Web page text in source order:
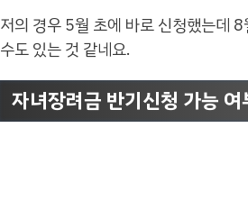
저의 경우 5월 초에 바로 신청했는데
수도 있는 것 같네요.
자녀장려금 반기신청 가능 여